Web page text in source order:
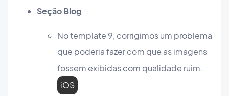
Seção Blog
No template 9, corrigimos um problema
que poderia fazer com que as imagens
fossem exibidas com qualidade ruim.
iOS